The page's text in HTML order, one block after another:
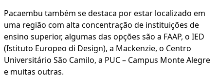
Pacaembu também se destaca por estar localizado em
uma região com alta concentração de instituições de
ensino superior, algumas das opções são a FAAP, o IED
(Istituto Europeo di Design), a Mackenzie, o Centro
Universitário São Camilo, a PUC – Campus Monte Alegre
e muitas outras.